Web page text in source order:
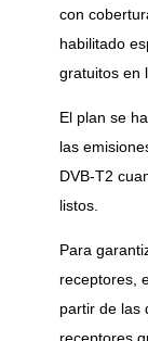
con
habilitado
gratuitos en
El plan se
las
DVB-T2
listos.
Para
receptores,
partir de las